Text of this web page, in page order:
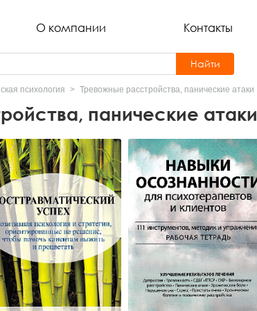
О компании Контакты
Найти
психология Тревожные расстройства, панические атаки
панические атаки